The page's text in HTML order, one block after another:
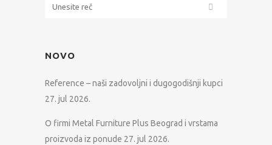
NOVO
Reference – naši zadovoljni i dugogodišnji kupci
27. jul 2026.
O firmi Metal Furniture Plus Beograd i vrstama
proizvoda iz ponude 27. jul 2026.